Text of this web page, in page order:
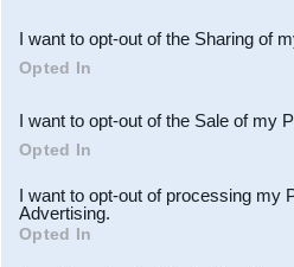
Downstream Participants
third parties.
I want to opt-out of the Sharing of
Opted In
I want to opt-out of the Sale of my
Opted In
I want to opt-out of processing my
Advertising.
Opted In